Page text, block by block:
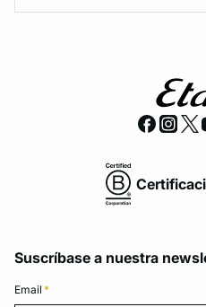
Suscríbase a nuestra
Email *